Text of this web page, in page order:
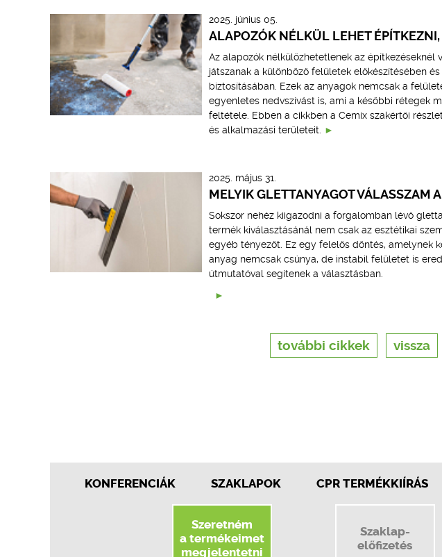
2025. június 05.
ALAPOZÓK NÉLKÜL LEHET
Az alapozók nélkülözhetetlenek az építkezéseknél
játszanak a különböző felületek előkészítésében
biztosításában. Ezek az anyagok nemcsak a
egyenletes nedvszívást is, ami a későbbi rétegek
feltétele. Ebben a cikkben a Cemix szakértői
és alkalmazási területeit.
2025. május 31.
MELYIK GLETTANYAGOT VÁLASSZAM
Sokszor nehéz kiigazodni a forgalomban lévő
termék kiválasztásánál nem csak az esztétikai
egyéb tényezőt. Ez egy felelős döntés, amelynek
anyag nemcsak csúnya, de instabil felületet is
útmutatóval segítenek a választásban.
további cikkek vissza
KONFERENCIÁK SZAKLAPOK CPR TERMÉKKIÍRÁS
Szeretném
a termékeimet
megjelentetni
Szaklap-
előfizetés